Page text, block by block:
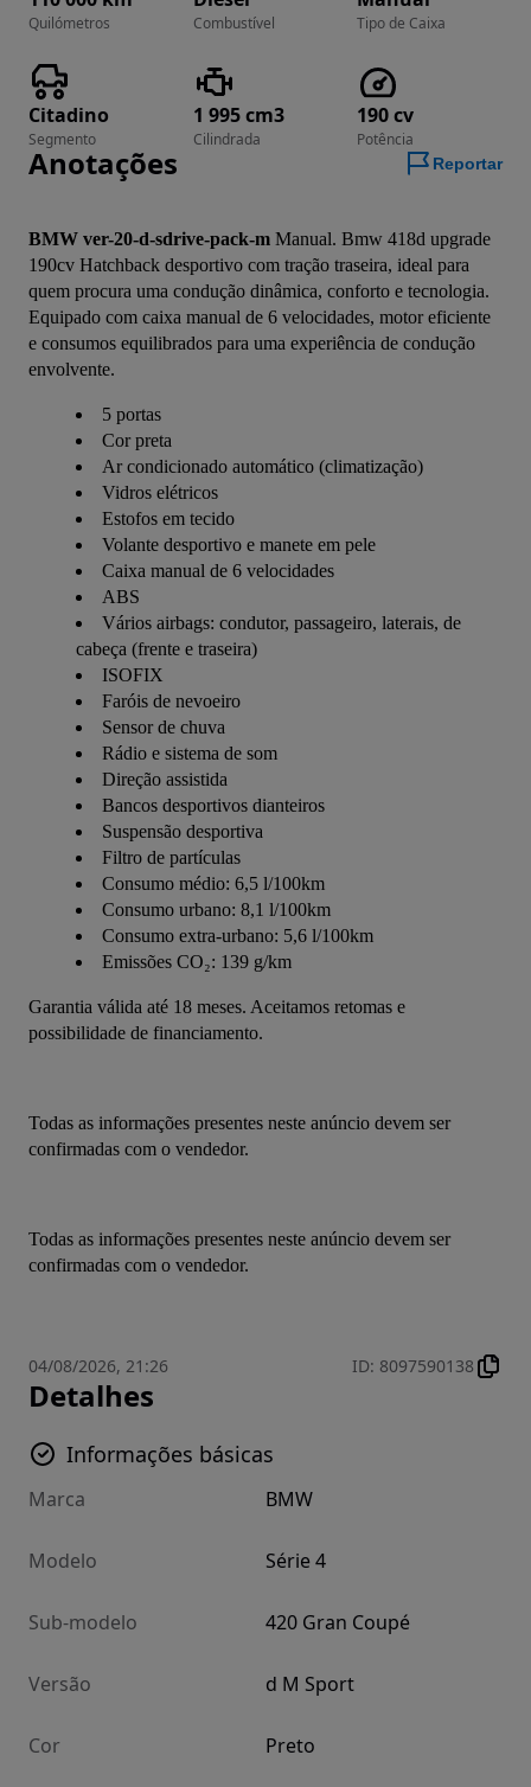
Quilómetros Combustível Tipo de Caixa
Citadino
Segmento
1 995 cm3
Cilindrada
190 cv
Potência
Anotações Reportar
BMW ver-20-d-sdrive-pack-m Manual. Bmw 418d upgrade
190cv Hatchback desportivo com tração traseira, ideal para
quem procura uma condução dinâmica, conforto e tecnologia.
Equipado com caixa manual de 6 velocidades, motor eficiente
e consumos equilibrados para uma experiência de condução
envolvente.
5 portas
Cor preta
Ar condicionado automático (climatização)
Vidros elétricos
Estofos em tecido
Volante desportivo e manete em pele
Caixa manual de 6 velocidades
ABS
Vários airbags: condutor, passageiro, laterais, de
cabeça (frente e traseira)
ISOFIX
Faróis de nevoeiro
Sensor de chuva
Rádio e sistema de som
Direção assistida
Bancos desportivos dianteiros
Suspensão desportiva
Filtro de partículas
Consumo médio: 6,5 l/100km
Consumo urbano: 8,1 l/100km
Consumo extra-urbano: 5,6 l/100km
Emissões CO₂: 139 g/km
Garantia válida até 18 meses. Aceitamos retomas e
possibilidade de financiamento.
Todas as informações presentes neste anúncio devem ser
confirmadas com o vendedor.
Todas as informações presentes neste anúncio devem ser
confirmadas com o vendedor.
04/08/2026, 21:26 ID: 8097590138
Detalhes
Informações básicas
Marca BMW
Modelo Série 4
Sub-modelo 420 Gran Coupé
Versão d M Sport
Cor Preto